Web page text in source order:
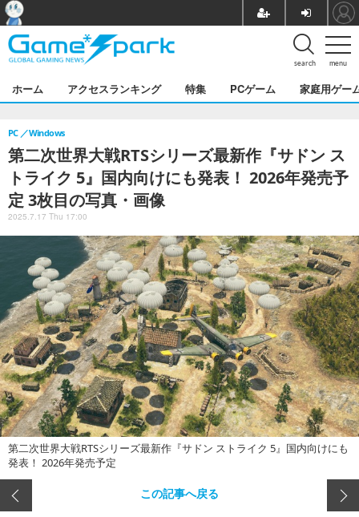
menu
search
ホーム アクセスランキング 特集 PCゲーム 家庭用ゲー
第二次世界大戦RTSシリーズ最新作『サドン ス
トライク 5』国内向けにも発表！ 2026年発売予
定 3枚目の写真・画像
PC Windows
2025.7.17 Thu 17:00
第二次世界大戦RTSシリーズ最新作『サドン ストライク 5』国内向けにも
発表！ 2026年発売予定
この記事へ戻る